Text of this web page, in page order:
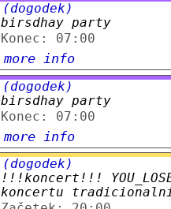
(dogodek)
birsdhay party
Konec: 07:00
more info
(dogodek)
birsdhay party
Konec: 07:00
more info
(dogodek)
!!!koncert!!!
koncertu tradicionalni